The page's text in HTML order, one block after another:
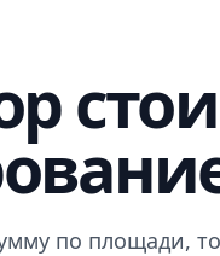
по площади,